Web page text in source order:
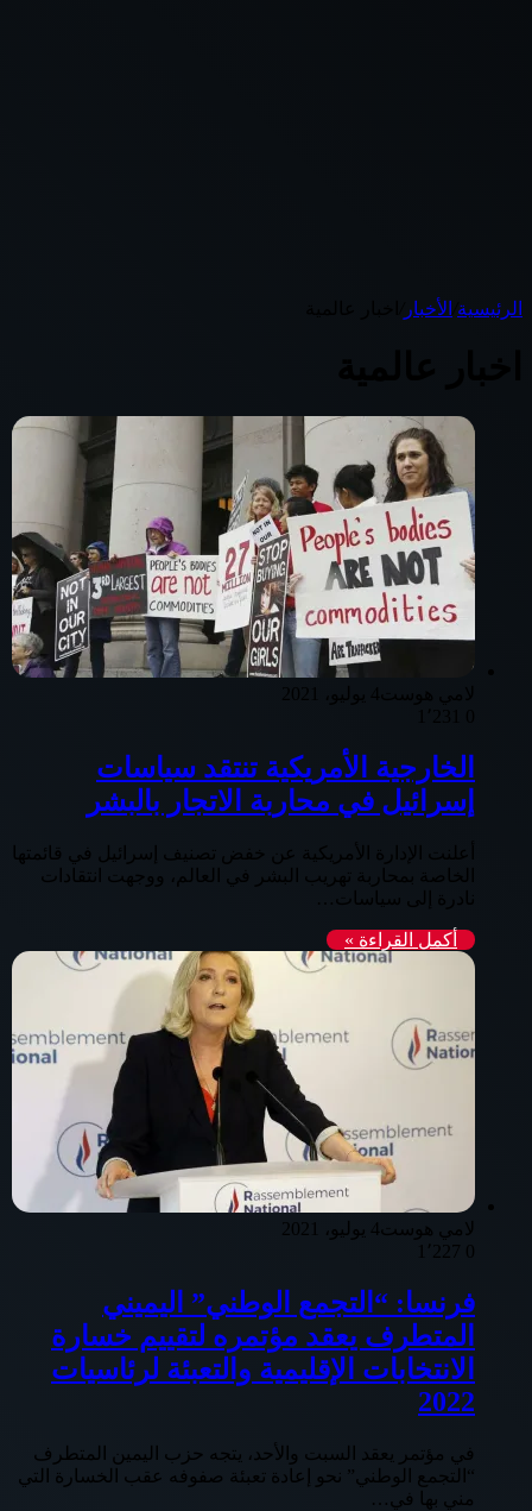
الرئيسية الأخبار
الخارجية الأمريكية تنتقد سياسات
إسرائيل في محاربة الاتجار بالبشر
أعلنت الإدارة الأمريكية عن خفض تصنيف إسرائيل في قائمتها
الخاصة بمحاربة تهريب البشر في العالم، ووجهت انتقادات
نادرة إلى سياسات…
أكمل القراءة »
لامي هوست4 يوليو، 2021
0
فرنسا: “التجمع الوطني” اليميني
المتطرف يعقد مؤتمره لتقييم خسارة
الانتخابات الإقليمية والتعبئة لرئاسيات
2022
في مؤتمر يعقد السبت والأحد، يتجه حزب اليمين المتطرف
“التجمع الوطني” نحو إعادة تعبئة صفوفه عقب الخسارة التي
مني بها في…